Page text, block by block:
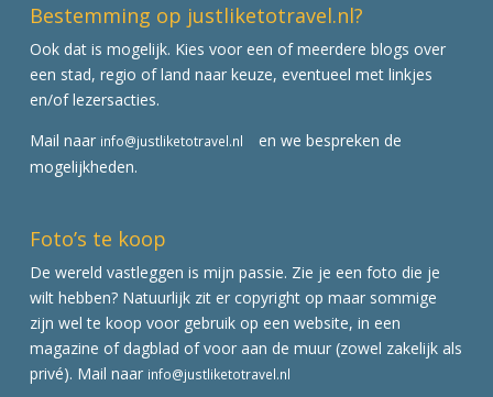
Bestemming op justliketotravel.nl?
Ook dat is mogelijk. Kies voor een of meerdere blogs over
een stad, regio of land naar keuze, eventueel met linkjes
en/of lezersacties.
Mail naar info@justliketotravel.nl
en we bespreken de
mogelijkheden.
Foto’s te koop
De wereld vastleggen is mijn passie. Zie je een foto die je
wilt hebben? Natuurlijk zit er copyright op maar sommige
zijn wel te koop voor gebruik op een website, in een
magazine of dagblad of voor aan de muur (zowel zakelijk als
privé). Mail naar info@justliketotravel.nl